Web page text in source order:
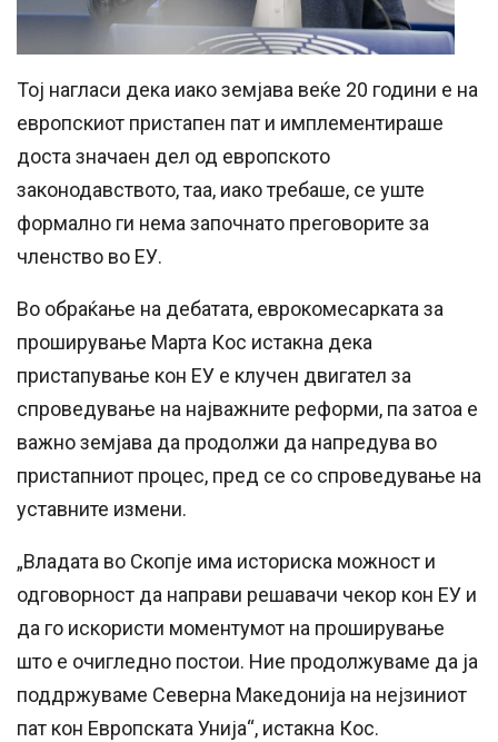
Тој нагласи дека иако земјава веќе 20 години е на
европскиот пристапен пат и имплементираше
доста значаен дел од европското
законодавството, таа, иако требаше, се уште
формално ги нема започнато преговорите за
членство во ЕУ.
Во обраќање на дебатата, еврокомесарката за
проширување Марта Кос истакна дека
пристапување кон ЕУ е клучен двигател за
спроведување на најважните реформи, па затоа е
важно земјава да продолжи да напредува во
пристапниот процес, пред се со спроведување на
уставните измени.
„Владата во Скопје има историска можност и
одговорност да направи решавачи чекор кон ЕУ и
да го искористи моментумот на проширување
што е очигледно постои. Ние продолжуваме да ја
поддржуваме Северна Македонија на нејзиниот
пат кон Европската Унија“, истакна Кос.